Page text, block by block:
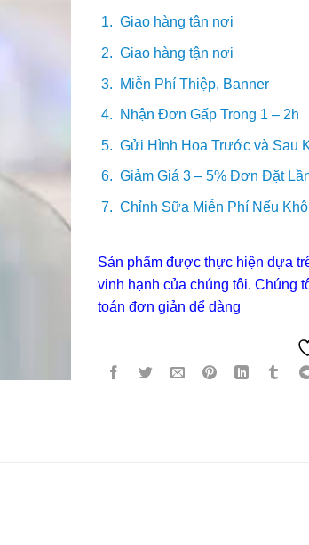
Giao hàng tận nơi
Giao hàng tận nơi
Miễn Phí Thiệp, Banner
Nhận Đơn Gấp Trong 1 – 2h
Gửi Hình Hoa Trước và Sau
Giảm Giá 3 – 5% Đơn Đặt
Chỉnh Sữa Miễn Phí Nếu
Sản phẩm được thực hiện dựa
vinh hạnh của chúng tôi. Chúng
toán đơn giản dể dàng